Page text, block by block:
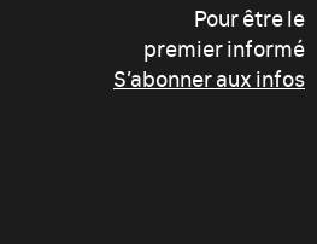
Pour être le
premier informé
S’abonner aux infos